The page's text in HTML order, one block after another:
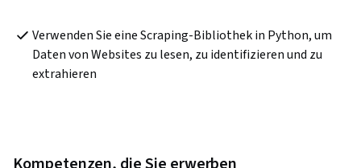
Verwenden Sie eine Scraping-Bibliothek in Python, um
Daten von Websites zu lesen, zu identifizieren und zu
extrahieren